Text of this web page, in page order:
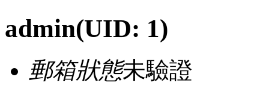
admin(UID: 1)
郵箱狀態未驗證